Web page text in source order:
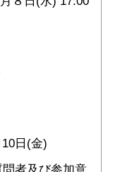
日(金)